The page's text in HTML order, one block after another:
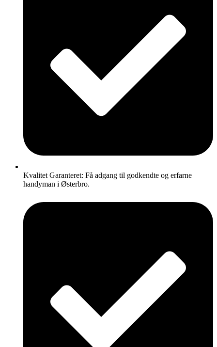
Kvalitet Garanteret: Få adgang til godkendte og erfarne
handyman i Østerbro.